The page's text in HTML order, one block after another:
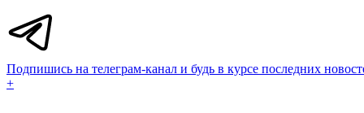
Подпишись на телеграм-канал и будь в курсе последних
+